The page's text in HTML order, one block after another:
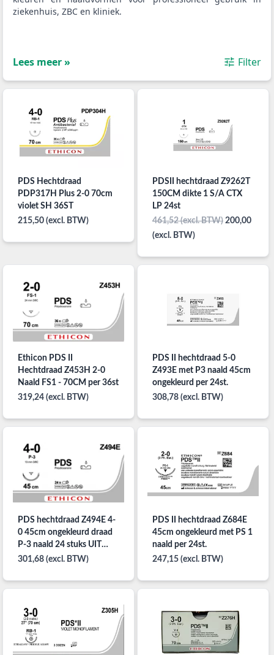
ziekenhuis, ZBC en kliniek.
Lees meer » Filter
PDS Hechtdraad
PDP317H Plus 2-0 70cm
violet SH 36ST
215,50 (excl. BTW)
PDSII hechtdraad Z9262T
150CM dikte 1 S/A CTX
LP 24st
461,52 (excl. BTW)200,00
(excl. BTW)
Ethicon PDS II
Hechtdraad Z453H 2-0
Naald FS1 - 70CM per 36st
319,24 (excl. BTW)
PDS II hechtdraad 5-0
Z493E met P3 naald 45cm
ongekleurd per 24st.
308,78 (excl. BTW)
PDS hechtdraad Z494E 4-
0 45cm ongekleurd draad
P-3 naald 24 stuks UIT
ASSORTIMENT
301,68 (excl. BTW)
PDS II hechtdraad Z684E
45cm ongekleurd met PS 1
naald per 24st.
247,15 (excl. BTW)